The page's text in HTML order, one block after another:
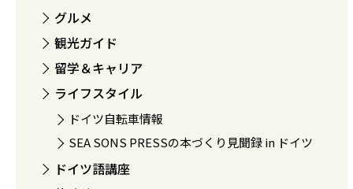
グルメ
観光ガイド
留学＆キャリア
ライフスタイル
ドイツ自転車情報
SEA SONS PRESSの本づくり見聞録 in ドイツ
ドイツ語講座